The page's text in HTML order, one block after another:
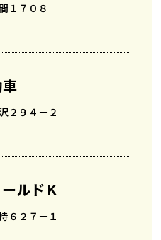
１７０８
２９４－２
ルドＫ
６２７－１